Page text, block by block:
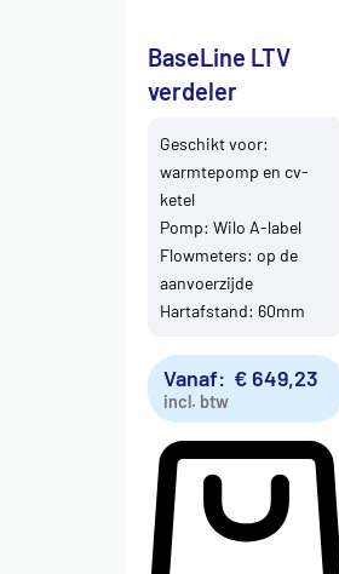
BaseLine LTV
verdeler
Geschikt voor:
warmtepomp en cv-
ketel
Pomp: Wilo A-label
Flowmeters: op de
aanvoerzijde
Hartafstand: 60mm
Vanaf: € 649,23
incl. btw